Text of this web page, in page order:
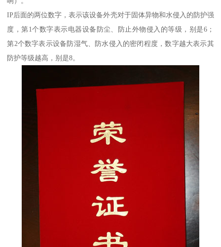
IP后面的两位数字，表示该设备外壳对于固体异物和水侵入的防护强
度，第1个数字表示电器设备防尘、防止外物侵入的等级，别是6；
第2个数字表示设备防湿气、防水侵入的密闭程度，数字越大表示其
防护等级越高，别是8。